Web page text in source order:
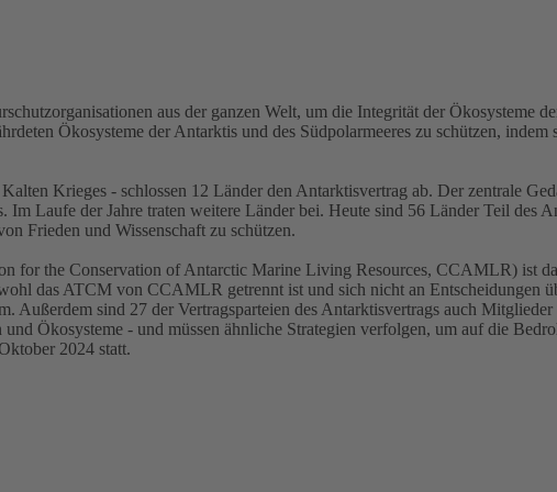
aus der ganzen Welt, um die Integrität der Ökosysteme
Ökosysteme der Antarktis und des Südpolarmeeres zu schützen,
Krieges - schlossen 12 Länder den Antarktisvertrag ab. Der zentrale
Laufe der Jahre traten weitere Länder bei. Heute sind 56 Länder Teil des
Frieden und Wissenschaft zu schützen.
for the Conservation of Antarctic Marine Living Resources, CCAMLR) ist
das ATCM von CCAMLR getrennt ist und sich nicht an Entscheidungen
Außerdem sind 27 der Vertragsparteien des Antarktisvertrags auch
Ökosysteme - und müssen ähnliche Strategien verfolgen, um auf die
2024 statt.